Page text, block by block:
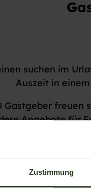
Zustimmung
suchen im
Auszeit in
Gastgeber freuen
Angebote für